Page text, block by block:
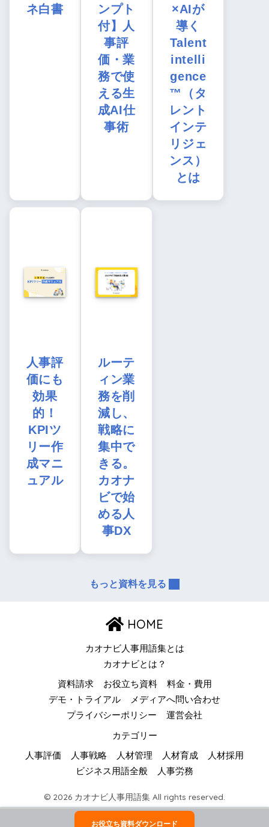
ネ白書
ンプト
付】人
事評
価・業
務で使
える生
成AI仕
事術
×AIが
導く
Talent
intelli
gence
™（タ
レント
インテ
リジェ
ンス）
とは
人事評
価にも
効果
的！
KPIツ
リー作
成マニ
ュアル
ルーテ
ィン業
務を削
減し、
戦略に
集中で
きる。
カオナ
ビで始
める人
事DX
もっと資料を見る
HOME
カオナビ人事用語集とは
カオナビとは？
資料請求 お役立ち資料
料金・費用
デモ・トライアル
メディアへ問い合わせ
プライバシーポリシー
運営会社
カテゴリー
人事評価 人事戦略 人材管理 人材育成
人材採用
ビジネス用語全般
人事労務
© 2026 カオナビ人事用語集 All rights reserved.
お役立ち資料ダウンロード